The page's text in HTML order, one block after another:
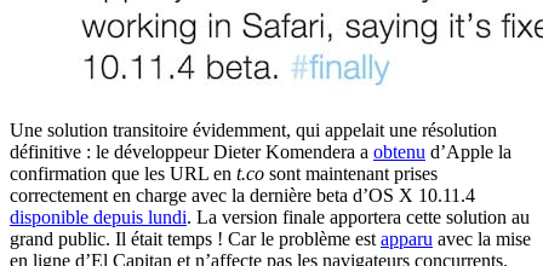
Une solution transitoire évidemment, qui appelait une résolution
définitive : le développeur Dieter Komendera a obtenu d’Apple la
confirmation que les URL en t.co sont maintenant prises
correctement en charge avec la dernière beta d’OS X 10.11.4
disponible depuis lundi. La version finale apportera cette solution au
grand public. Il était temps ! Car le problème est apparu avec la mise
en ligne d’El Capitan et n’affecte pas les navigateurs concurrents.